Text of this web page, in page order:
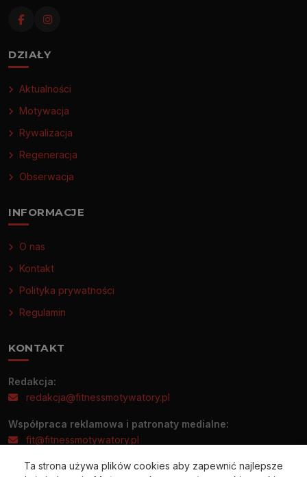
DZIAŁY
Aktualności
Motywacja
Rywalizacja
Regeneracja
Obserwacja
INFORMACJE
O nas
Kontakt
Polityka prywatności
Regulamin
KONTAKT
Redakcja:
redakcja@fitnessmotywatory.pl
Współpraca reklamowa i patronaty medialne:
fit@fitnessmotywatory.pl
Informacje prasowe prosimy wysyłać wyłącznie na adres:
Ta strona używa plików cookies aby zapewnić najlepsze